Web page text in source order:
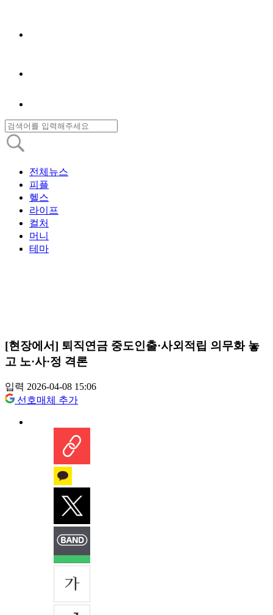
전체뉴스
피플
헬스
라이프
컬처
머니
테마
[현장에서] 퇴직연금 중도인출·사외적립 의무화 놓
고 노·사·정 격론
입력 2026-04-08 15:06
선호매체 추가